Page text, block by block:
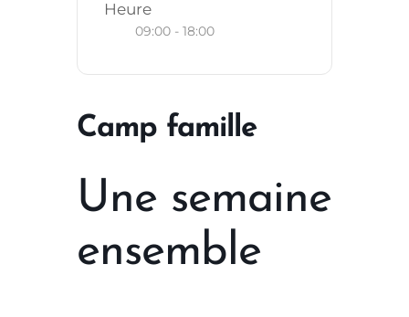
Heure
09:00 - 18:00
Camp famille
Une semaine
ensemble